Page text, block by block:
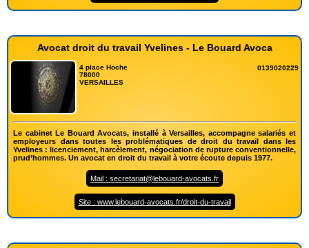
Avocat droit du travail Yvelines - Le Bouard Avoca
4 place Hoche
78000
VERSAILLES
0139020229
Le cabinet Le Bouard Avocats, installé à Versailles, accompagne salariés et
employeurs dans toutes les problématiques de droit du travail dans les
Yvelines : licenciement, harcèlement, négociation de rupture conventionnelle,
prud’hommes. Un avocat en droit du travail à votre écoute depuis 1977.
Mail : secretariat@lebouard-avocats.fr
Site : www.lebouard-avocats.fr/droit-du-travail